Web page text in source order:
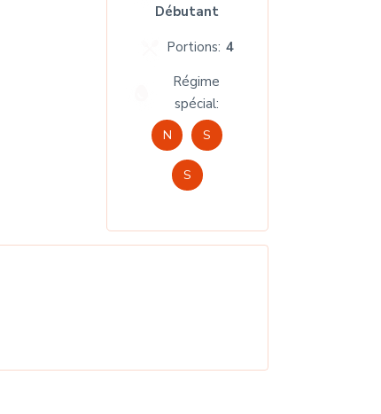
Débutant
Portions: 4
Régime
spécial:
N S
S